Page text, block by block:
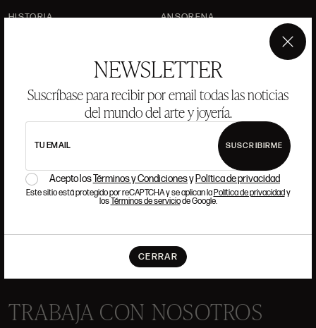
NEWSLETTER
Suscríbase para recibir por email todas las noticias
del mundo del arte y joyería.
TU EMAIL SUSCRIBIRME
Acepto losTérminos y Condicionesy Política de privacidad
Este sitio está protegido por reCAPTCHA y se aplican laPolítica de privacidady
losTérminos de serviciode Google.
CERRAR
×
HISTORIA
ANSORENA
GALERÍA
PREGUNTAS FRECUENTES
DÓNDE ESTAMOS
TRABAJA CON NOSOTROS